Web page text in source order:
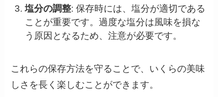
塩分の調整: 保存時には、塩分が適切である
ことが重要です。過度な塩分は風味を損な
う原因となるため、注意が必要です。
これらの保存方法を守ることで、いくらの美味
しさを長く楽しむことができます。